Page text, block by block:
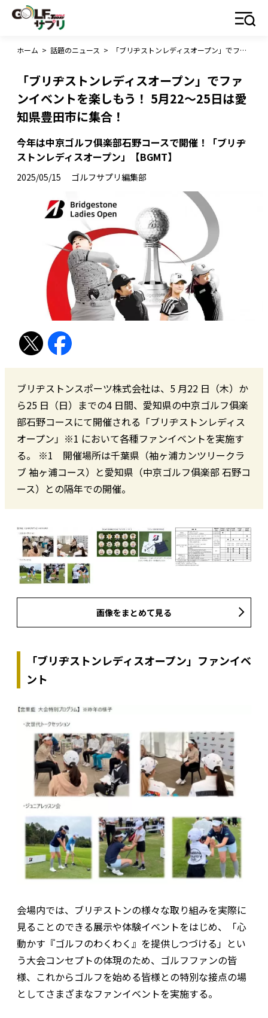
ホーム > 話題のニュース > 「ブリヂストンレディスオープン」でファンイベントを楽しもう！ 5月22〜25日は愛知県豊田市に集合！
「ブリヂストンレディスオープン」でファ
ンイベントを楽しもう！ 5月22〜25日は愛
知県豊田市に集合！
今年は中京ゴルフ俱楽部石野コースで開催！「ブリヂ
ストンレディスオープン」【BGMT】
2025/05/15 ゴルフサプリ編集部
ブリヂストンスポーツ株式会社は、5 月22 日（木）か
ら25 日（日）までの4 日間、愛知県の中京ゴルフ俱楽
部石野コースにて開催される「ブリヂストンレディス
オープン」※1 において各種ファンイベントを実施す
る。 ※1 開催場所は千葉県（袖ヶ浦カンツリークラ
ブ 袖ヶ浦コース）と愛知県（中京ゴルフ俱楽部 石野コ
ース）との隔年での開催。
画像をまとめて見る
「ブリヂストンレディスオープン」ファンイベ
ント
会場内では、ブリヂストンの様々な取り組みを実際に
見ることのできる展示や体験イベントをはじめ、「心
動かす『ゴルフのわくわく』を提供しつづける」とい
う大会コンセプトの体現のため、ゴルフファンの皆
様、これからゴルフを始める皆様との特別な接点の場
としてさまざまなファンイベントを実施する。